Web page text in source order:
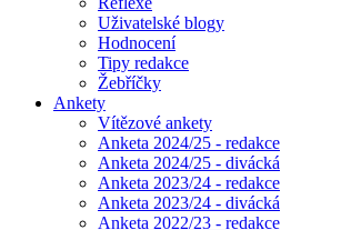
Uživatelské blogy
Hodnocení
Tipy redakce
Žebříčky
Ankety
Vítězové ankety
Anketa 2024/25 - redakce
Anketa 2024/25 - divácká
Anketa 2023/24 - redakce
Anketa 2023/24 - divácká
Anketa 2022/23 - redakce